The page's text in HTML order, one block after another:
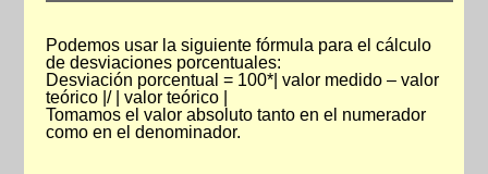
Podemos usar la siguiente fórmula para el cálculo
de desviaciones porcentuales:
Desviación porcentual = 100*| valor medido – valor
teórico |/ | valor teórico |
Tomamos el valor absoluto tanto en el numerador
como en el denominador.